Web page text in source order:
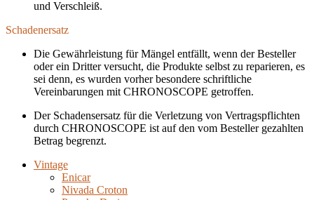
und Verschleiß.
Schadenersatz
Die Gewährleistung für Mängel entfällt, wenn der Besteller
oder ein Dritter versucht, die Produkte selbst zu reparieren, es
sei denn, es wurden vorher besondere schriftliche
Vereinbarungen mit CHRONOSCOPE getroffen.
Der Schadensersatz für die Verletzung von Vertragspflichten
durch CHRONOSCOPE ist auf den vom Besteller gezahlten
Betrag begrenzt.
Vintage
Enicar
Nivada Croton